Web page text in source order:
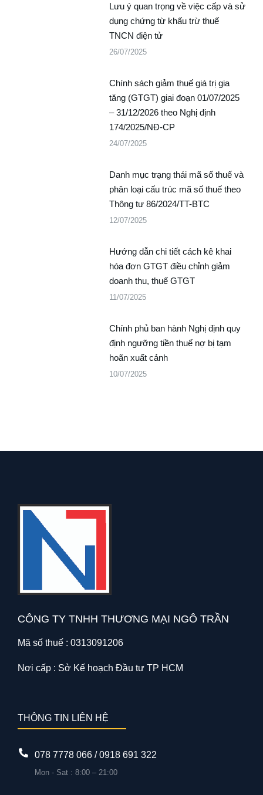
Lưu ý quan trọng về việc cấp và sử
dụng chứng từ khấu trừ thuế
TNCN điện tử
26/07/2025
Chính sách giảm thuế giá trị gia
tăng (GTGT) giai đoạn 01/07/2025
– 31/12/2026 theo Nghị định
174/2025/NĐ-CP
24/07/2025
Danh mục trạng thái mã số thuế và
phân loại cấu trúc mã số thuế theo
Thông tư 86/2024/TT-BTC
12/07/2025
Hướng dẫn chi tiết cách kê khai
hóa đơn GTGT điều chỉnh giảm
doanh thu, thuế GTGT
11/07/2025
Chính phủ ban hành Nghị định quy
định ngưỡng tiền thuế nợ bị tạm
hoãn xuất cảnh
10/07/2025
CÔNG TY TNHH THƯƠNG MẠI NGÔ TRẦN
Mã số thuế : 0313091206
Nơi cấp : Sở Kế hoạch Đầu tư TP HCM
THÔNG TIN LIÊN HỆ
078 7778 066 / 0918 691 322
Mon - Sat : 8:00 – 21:00